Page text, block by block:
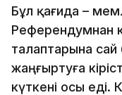
Бұл қағида –
Референдумнан
талаптарына сай
жаңғыртуға
күткені осы еді.